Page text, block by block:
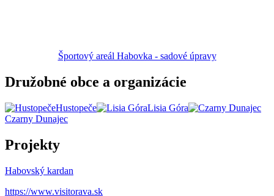
Športový areál Habovka - sadové úpravy
Družobné obce a organizácie
Hustopeče
Lisia Góra
Czarny Dunajec
Projekty
Habovský kardan
https://www.visitorava.sk